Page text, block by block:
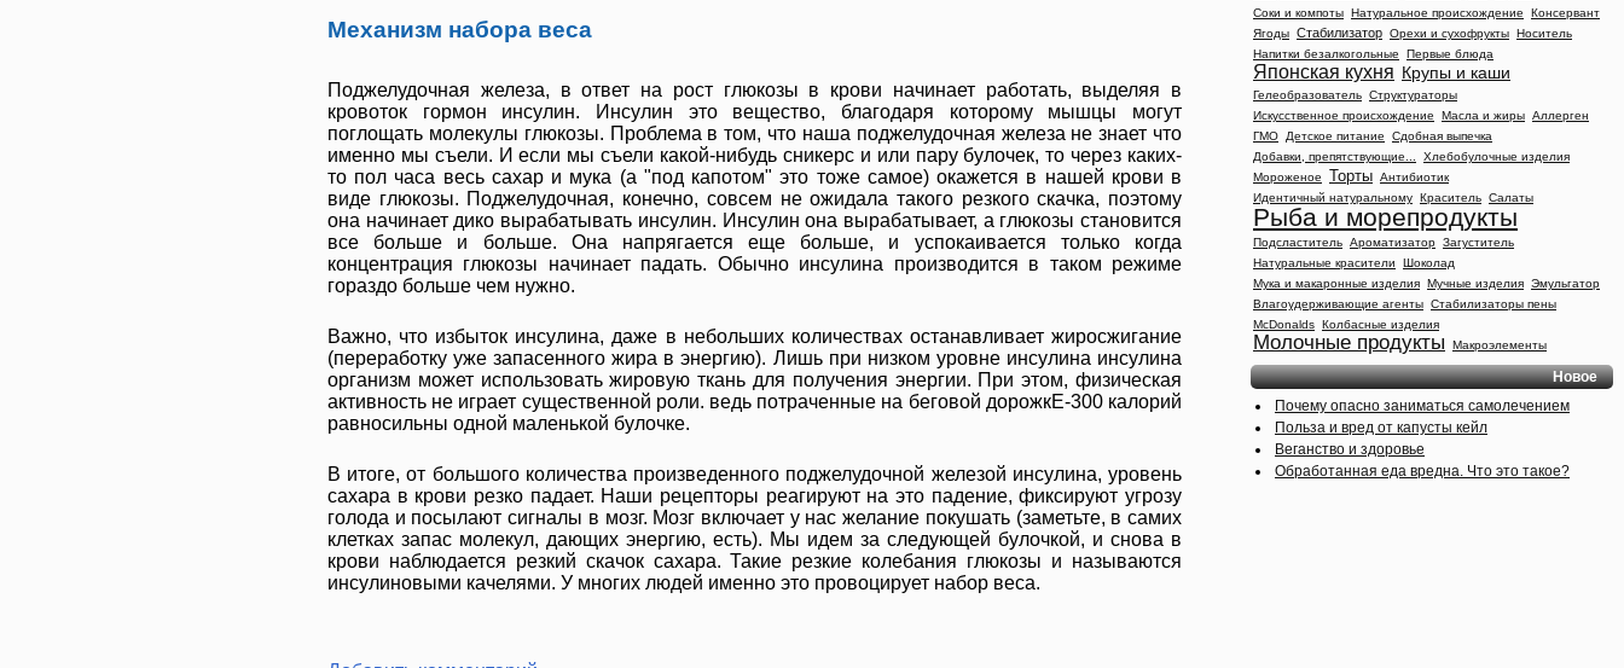
Соки и компоты Натуральное происхождение
Консервант
Ягоды Стабилизатор Орехи и сухофрукты Носитель
Напитки безалкогольные
Первые блюда
Японская кухня Крупы и каши
Гелеобразователь Структураторы
Искусственное происхождение
Масла и жиры Аллерген
ГМО
Детское питание
Сдобная выпечка
Добавки, препятствующие...
Хлебобулочные изделия
Мороженое
Торты Антибиотик
Идентичный натуральному Краситель Салаты
Рыба и морепродукты
Подсластитель Ароматизатор Загуститель
Натуральные красители
Шоколад
Мука и макаронные изделия Мучные изделия Эмульгатор
Влагоудерживающие агенты Стабилизаторы пены
McDonalds Колбасные изделия
Молочные продукты Макроэлементы
Новое
Почему опасно заниматься самолечением
Польза и вред от капусты кейл
Веганство и здоровье
Обработанная еда вредна. Что это такое?
Механизм набора веса
Поджелудочная железа, в ответ на рост глюкозы в крови начинает работать, выделяя в
кровоток гормон инсулин. Инсулин это вещество, благодаря которому мышцы могут
поглощать молекулы глюкозы. Проблема в том, что наша поджелудочная железа не знает что
именно мы съели. И если мы съели какой-нибудь сникерс и или пару булочек, то через каких-
то пол часа весь сахар и мука (а "под капотом" это тоже самое) окажется в нашей крови в
виде глюкозы. Поджелудочная, конечно, совсем не ожидала такого резкого скачка, поэтому
она начинает дико вырабатывать инсулин. Инсулин она вырабатывает, а глюкозы становится
все больше и больше. Она напрягается еще больше, и успокаивается только когда
концентрация глюкозы начинает падать. Обычно инсулина производится в таком режиме
гораздо больше чем нужно.
Важно, что избыток инсулина, даже в небольших количествах останавливает жиросжигание
(переработку уже запасенного жира в энергию). Лишь при низком уровне инсулина инсулина
организм может использовать жировую ткань для получения энергии. При этом, физическая
активность не играет существенной роли. ведь потраченные на беговой дорожкЕ-300 калорий
равносильны одной маленькой булочке.
В итоге, от большого количества произведенного поджелудочной железой инсулина, уровень
сахара в крови резко падает. Наши рецепторы реагируют на это падение, фиксируют угрозу
голода и посылают сигналы в мозг. Мозг включает у нас желание покушать (заметьте, в самих
клетках запас молекул, дающих энергию, есть). Мы идем за следующей булочкой, и снова в
крови наблюдается резкий скачок сахара. Такие резкие колебания глюкозы и называются
инсулиновыми качелями. У многих людей именно это провоцирует набор веса.